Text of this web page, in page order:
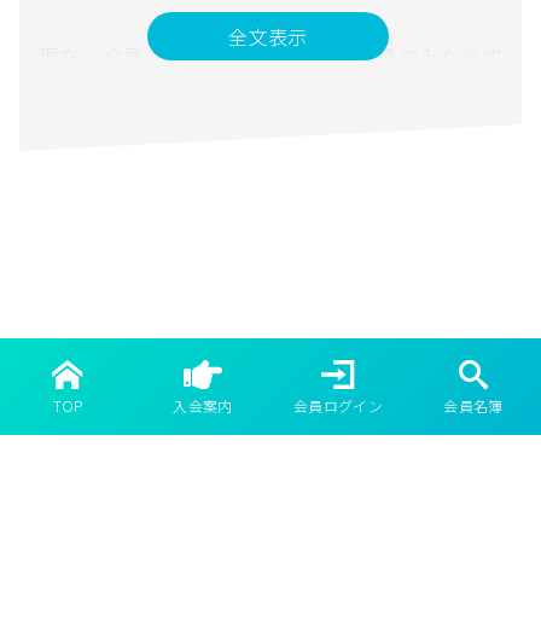
現在、会員は福岡県は勿論、九州各県のみならず
さい。
お知らせ
TOP 入会案内 会員ログイン 会員名簿